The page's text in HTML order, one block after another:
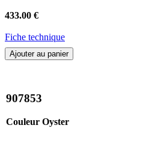
433.00 €
Fiche technique
Ajouter au panier
907853
Couleur Oyster